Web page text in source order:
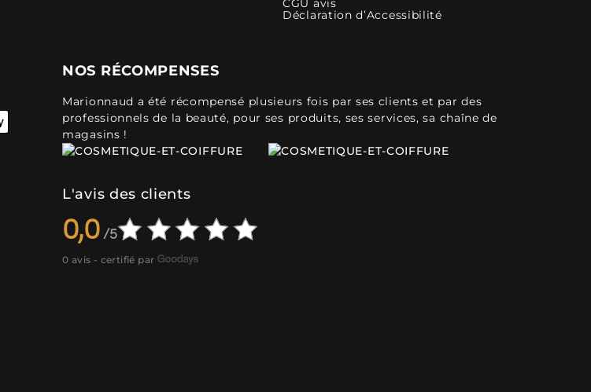
Déclaration d’Accessibilité
NOS RÉCOMPENSES
Marionnaud a été récompensé plusieurs fois par ses clients et par des
professionnels de la beauté, pour ses produits, ses services, sa chaîne de
magasins !
L'avis des clients
0,0
0 avis - certifié par